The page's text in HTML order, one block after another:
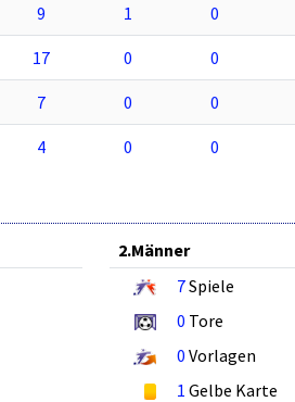
9 1 0
17 0 0
7 0 0
4 0 0
2.Männer
7Spiele
0 Tore
0 Vorlagen
1 Gelbe Karte